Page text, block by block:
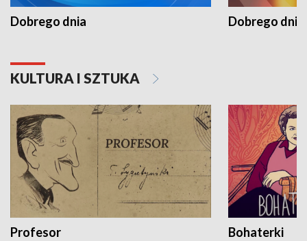
Dobrego dnia Dobrego dnia
KULTURA I SZTUKA
Profesor Bohaterki